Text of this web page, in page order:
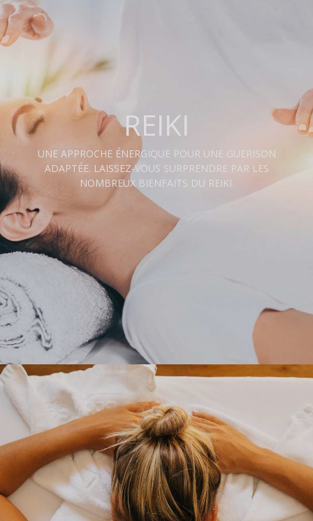
REIKI
UNE APPROCHE ÉNERGIQUE POUR UNE GUERISON
ADAPTÉE. LAISSEZ-VOUS SURPRENDRE PAR LES
NOMBREUX BIENFAITS DU REIKI.